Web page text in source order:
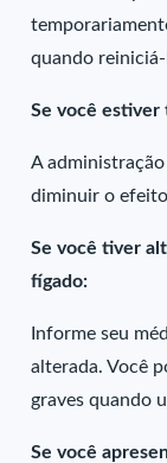
quando
Se você estiver
A
diminuir o
Se você tiver
fígado:
Informe seu
alterada. Você
graves quando
Se você